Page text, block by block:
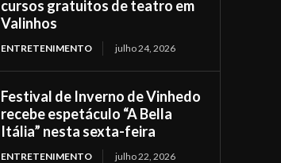
cursos gratuitos de teatro em
Valinhos
ENTRETENIMENTO julho 24, 2026
Festival de Inverno de Vinhedo
recebe espetáculo “A Bella
Itália” nesta sexta-feira
ENTRETENIMENTO julho 22, 2026